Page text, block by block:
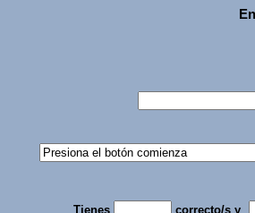
Tienes correcto/s y